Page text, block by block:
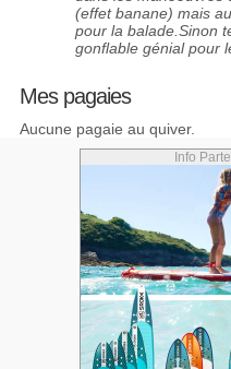
(effet banane) mais
pour la balade.Sinon
gonflable génial pour
Mes pagaies
Aucune pagaie au quiver.
Info